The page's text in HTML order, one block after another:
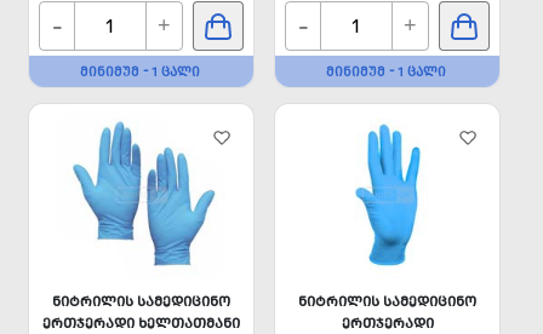
- +
ᲛᲘᲜᲘᲛᲣᲛ - 1 ᲪᲐᲚᲘ
- +
ᲛᲘᲜᲘᲛᲣᲛ - 1 ᲪᲐᲚᲘ
ᲜᲘᲢᲠᲘᲚᲘᲡ ᲡᲐᲛᲔᲓᲘᲪᲘᲜᲝ
ᲔᲠᲗᲯᲔᲠᲐᲓᲘ ᲮᲔᲚᲗᲐᲗᲛᲐᲜᲘ
ᲜᲘᲢᲠᲘᲚᲘᲡ ᲡᲐᲛᲔᲓᲘᲪᲘᲜᲝ
ᲔᲠᲗᲯᲔᲠᲐᲓᲘ